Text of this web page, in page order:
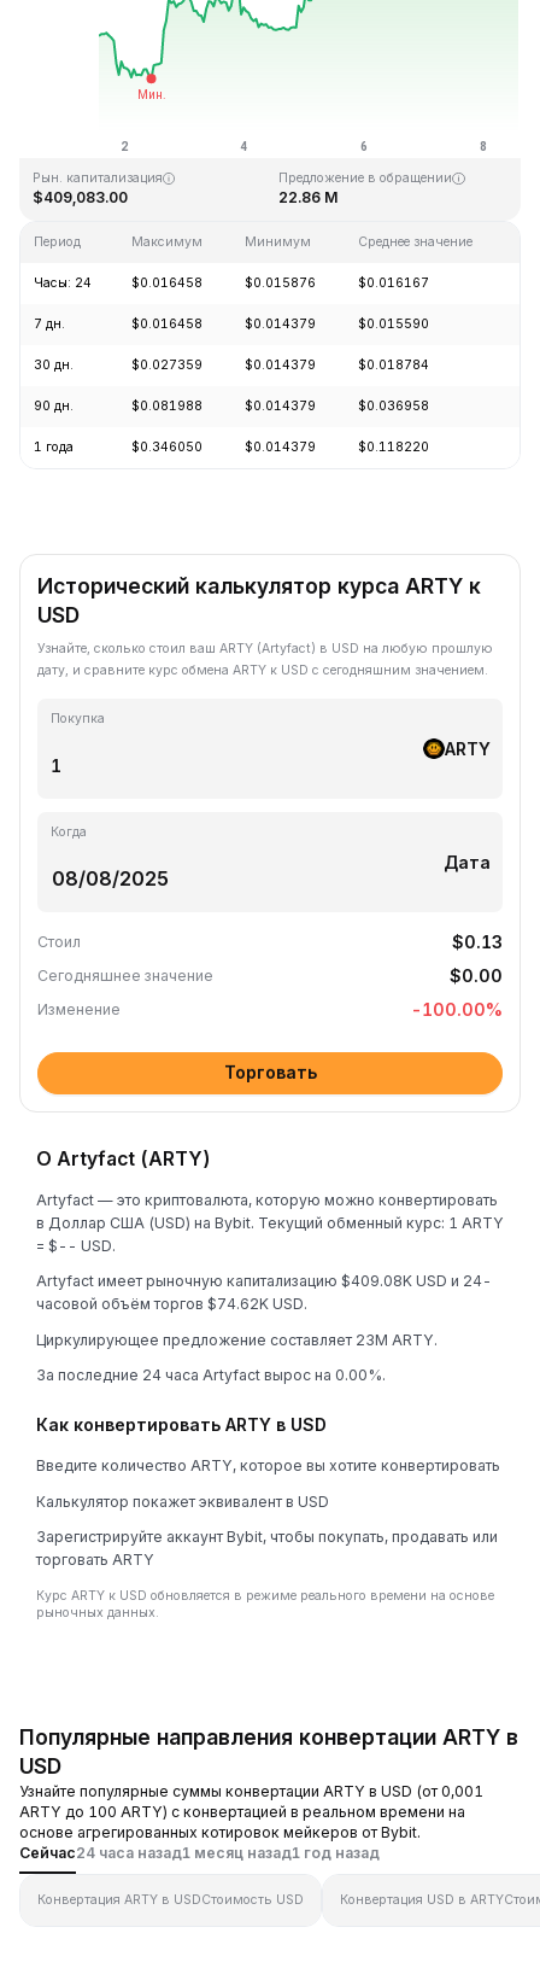
Последнее обновление: 13:09 GMT+0 2026-08-08
Рын. капитализация
$409,083.00
Предложение в обращении
22.86 M
Период Максимум Минимум Среднее значение
Часы: 24 $0.016458 $0.015876 $0.016167
7 дн. $0.016458 $0.014379 $0.015590
30 дн. $0.027359 $0.014379 $0.018784
90 дн. $0.081988 $0.014379 $0.036958
1 года $0.346050 $0.014379 $0.118220
Исторический калькулятор курса ARTY к
USD
Узнайте, сколько стоил ваш ARTY (Artyfact) в USD на любую прошлую
дату, и сравните курс обмена ARTY к USD с сегодняшним значением.
Покупка
ARTY
Когда
Дата
Стоил $0.13
Сегодняшнее значение $0.00
Изменение -100.00%
Торговать
О Artyfact (ARTY)
Artyfact — это криптовалюта, которую можно конвертировать
в Доллар США (USD) на Bybit. Текущий обменный курс: 1 ARTY
= $-- USD.
Artyfact имеет рыночную капитализацию $409.08K USD и 24-
часовой объём торгов $74.62K USD.
Циркулирующее предложение составляет 23M ARTY.
За последние 24 часа Artyfact вырос на 0.00%.
Как конвертировать ARTY в USD
Введите количество ARTY, которое вы хотите конвертировать
Калькулятор покажет эквивалент в USD
Зарегистрируйте аккаунт Bybit, чтобы покупать, продавать или
торговать ARTY
Курс ARTY к USD обновляется в режиме реального времени на основе
рыночных данных.
Популярные направления конвертации ARTY в
USD
Узнайте популярные суммы конвертации ARTY в USD (от 0,001
ARTY до 100 ARTY) с конвертацией в реальном времени на
основе агрегированных котировок мейкеров от Bybit.
Сейчас24 часа назад1 месяц назад1 год назад
Конвертация ARTY в USDСтоимость USD Конвертация USD в ARTY